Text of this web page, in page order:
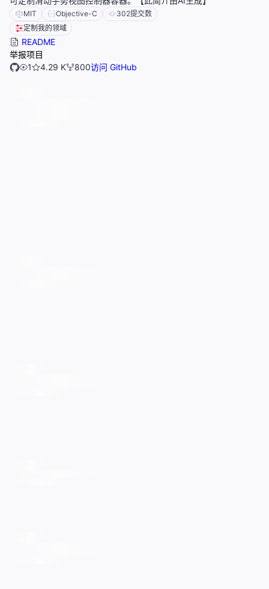
MIT Objective-C 302提交数
定制我的领域
README
举报项目
1
4.29 K 800访问 GitHub